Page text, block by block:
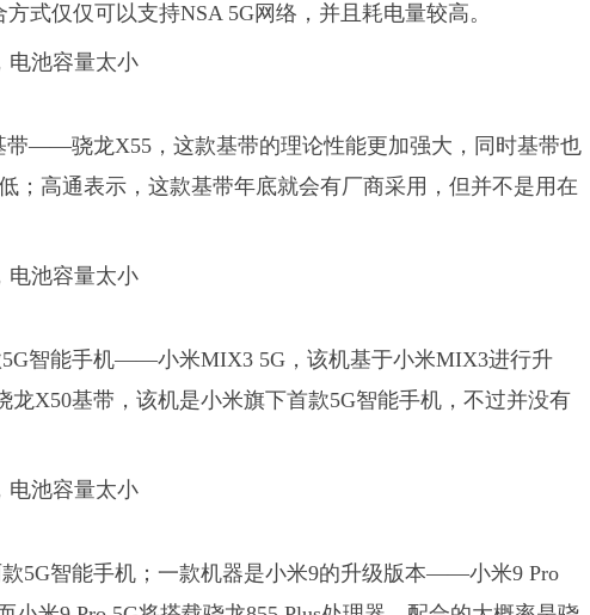
式仅仅可以支持NSA 5G网络，并且耗电量较高。
带——骁龙X55，这款基带的理论性能更加强大，同时基带也
；高通表示，这款基带年底就会有厂商采用，但并不是用在
智能手机——小米MIX3 5G，该机基于小米MIX3进行升
龙X50基带，该机是小米旗下首款5G智能手机，不过并没有
5G智能手机；一款机器是小米9的升级版本——小米9 Pro